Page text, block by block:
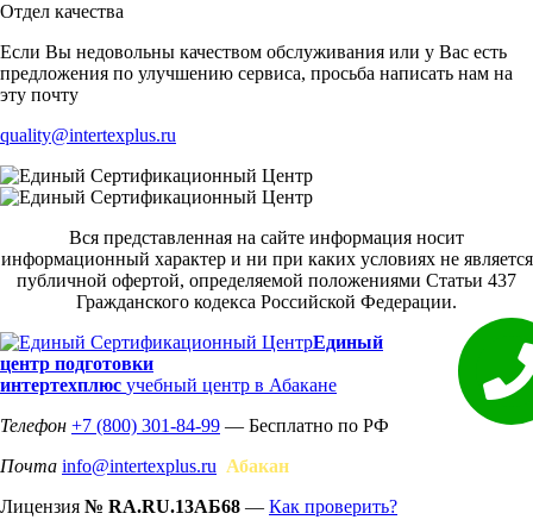
Отдел качества
Если Вы недовольны качеством обслуживания или у Вас есть
предложения по улучшению сервиса, просьба написать нам на
эту почту
quality@intertexplus.ru
Вся представленная на сайте информация носит
информационный характер и ни при каких условиях не является
публичной офертой, определяемой положениями Статьи 437
Гражданского кодекса Российской Федерации.
Единый
центр подготовки
интертехплюс учебный центр в Абакане
Телефон +7 (800) 301-84-99 — Бесплатно по РФ
Почта info@intertexplus.ru Абакан
Лицензия № RA.RU.13АБ68 — Как проверить?